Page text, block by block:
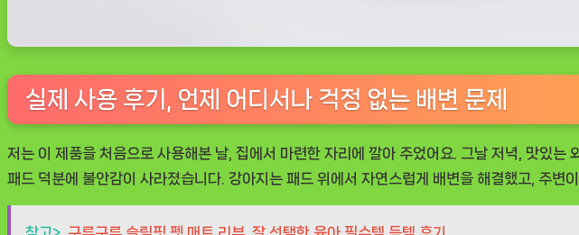
실제 사용 후기, 언제 어디서나 걱정 없는 배변 문제
저는 이 제품을 처음으로 사용해본 날, 집에서 마련한 자리에 깔아 주었어요. 그날 저녁, 맛있
패드 덕분에 불안감이 사라졌습니다. 강아지는 패드 위에서 자연스럽게 배변을 해결했고, 주변